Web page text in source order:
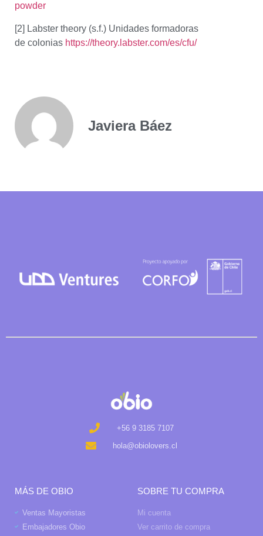
powder
[2] Labster theory (s.f.) Unidades formadoras
de colonias https://theory.labster.com/es/cfu/
Javiera Báez
+56 9 3185 7107
hola@obiolovers.cl
MÁS DE OBIO
Ventas Mayoristas
Embajadores Obio
SOBRE TU COMPRA
Mi cuenta
Ver carrito de compra